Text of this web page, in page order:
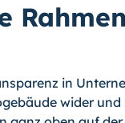
in
wider und